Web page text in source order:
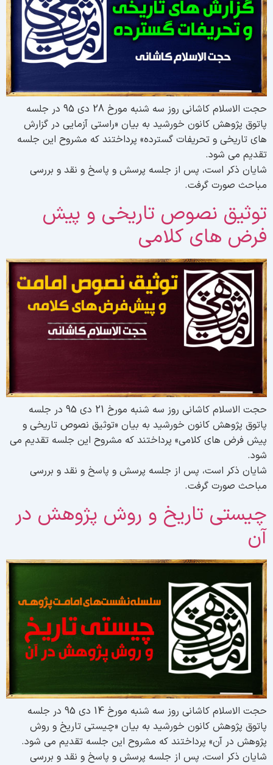
حجت الاسلام کاشانی روز سه شنبه مورخ 28 دی 95 در جلسه
پژوهش کانون خورشید به بیان «راستی آزمایی در گزارش
تاریخی و تحریفات گسترده» پرداختند که مشروح این جلسه
می شود.
ذکر است، پس از جلسه پرسش و پاسخ و نقد و بررسی
صورت گرفت.
نصوص تاریخی و پیش
های کلامی
حجت الاسلام کاشانی روز سه شنبه مورخ 21 دی 95 در جلسه
پژوهش کانون خورشید به بیان «توثیق نصوص تاریخی و
فرض های کلامی» پرداختند که مشروح این جلسه تقدیم می
ذکر است، پس از جلسه پرسش و پاسخ و نقد و بررسی
صورت گرفت.
تاریخ و روش پژوهش در
حجت الاسلام کاشانی روز سه شنبه مورخ 14 دی 95 در جلسه
پژوهش کانون خورشید به بیان «چیستی تاریخ و روش
در آن» پرداختند که مشروح این جلسه تقدیم می شود.
ذکر است، پس از جلسه پرسش و پاسخ و نقد و بررسی